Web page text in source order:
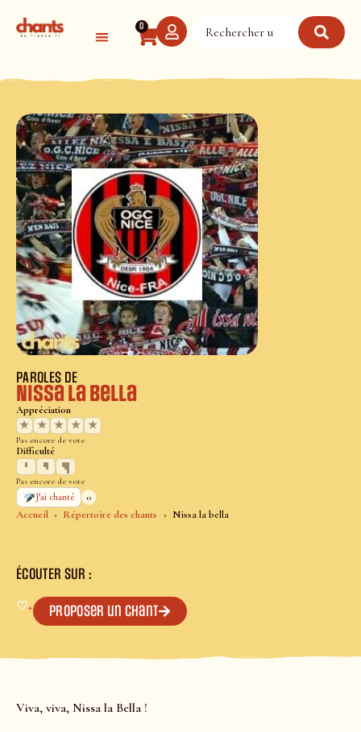
0
Accueil Répertoire des chants Nissa la bella
PAROLES DE
Nissa la bella
Appréciation
★
★ ★ ★ ★
Pas encore de vote
Difficulté
Pas encore de vote
J’ai chanté
0
ÉCOUTER SUR :
♡+ Proposer un chant
Viva, viva, Nissa la Bella !